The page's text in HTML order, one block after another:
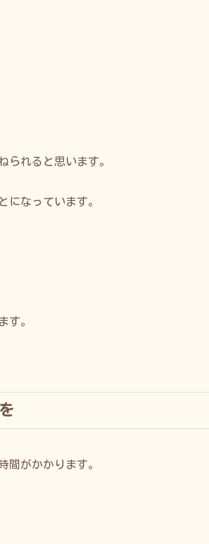
られると思います。
になっています。
す。
間がかかります。